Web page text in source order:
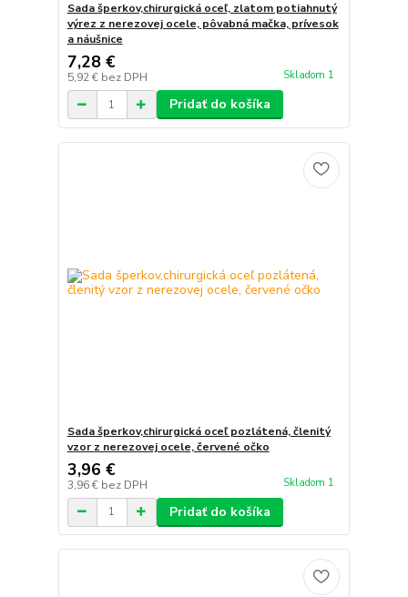
Sada šperkov,chirurgická oceľ, zlatom potiahnutý
výrez z nerezovej ocele, pôvabná mačka, prívesok
a náušnice
7,28 €
5,92 € bez DPH Skladom 1
Pridať do košíka
Sada šperkov,chirurgická oceľ pozlátená, členitý
vzor z nerezovej ocele, červené očko
3,96 €
3,96 € bez DPH Skladom 1
Pridať do košíka